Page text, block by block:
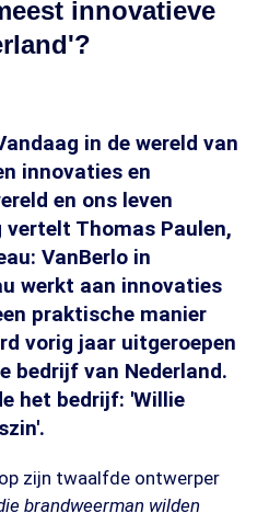
innovatieve
in de wereld van
innovaties en
en ons leven
vertelt Thomas Paulen,
VanBerlo in
werkt aan innovaties
praktische manier
vorig jaar uitgeroepen
bedrijf van Nederland.
het bedrijf: 'Willie
zijn twaalfde ontwerper
brandweerman wilden